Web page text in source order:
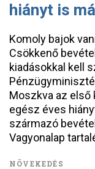
hiányt is
Komoly bajok
Csökkenő
kiadásokkal kell
Moszkva az első
egész éves
származó
Vagyonalap
NÖVEKEDÉS